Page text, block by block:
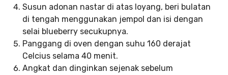
Susun adonan nastar di atas loyang, beri bulatan
di tengah menggunakan jempol dan isi dengan
selai blueberry secukupnya.
Panggang di oven dengan suhu 160 derajat
Celcius selama 40 menit.
Angkat dan dinginkan sejenak sebelum